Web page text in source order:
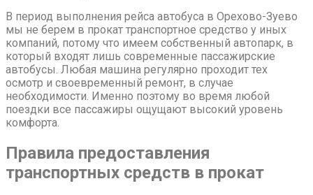
В период выполнения рейса автобуса в Орехово-Зуево
мы не берем в прокат транспортное средство у иных
компаний, потому что имеем собственный автопарк, в
который входят лишь современные пассажирские
автобусы. Любая машина регулярно проходит тех
осмотр и своевременный ремонт, в случае
необходимости. Именно поэтому во время любой
поездки все пассажиры ощущают высокий уровень
комфорта.
Правила предоставления
транспортных средств в прокат